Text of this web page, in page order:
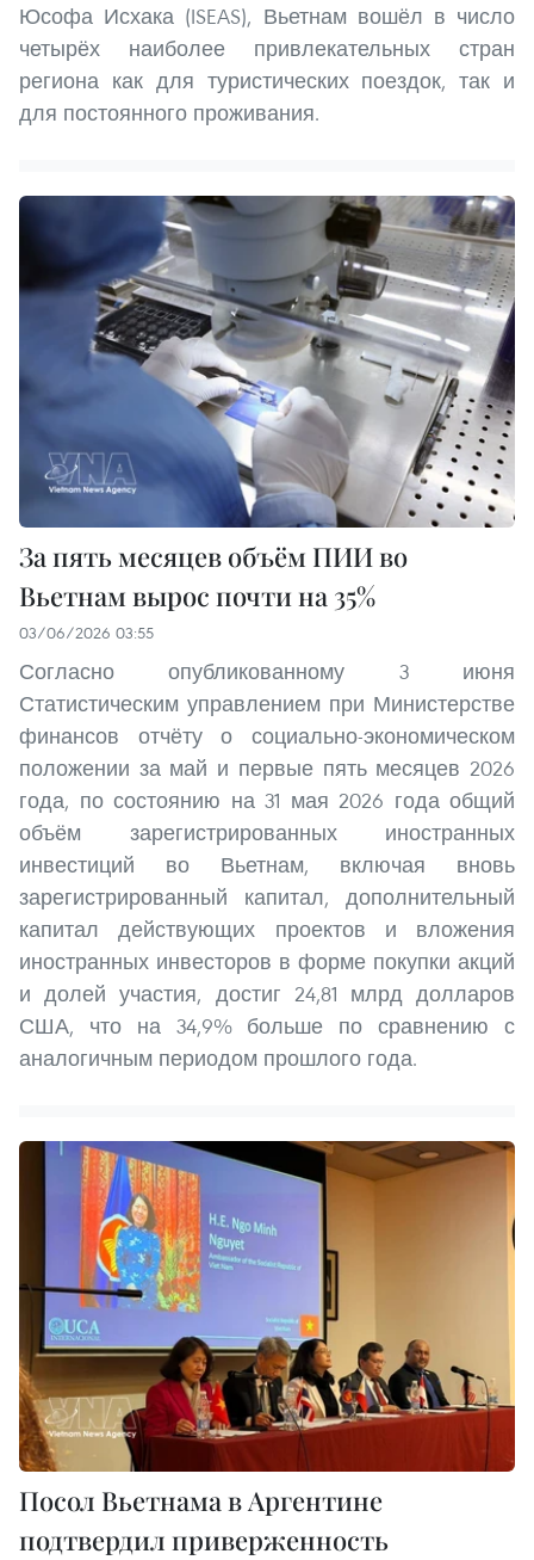
Юсофа Исхака (ISEAS), Вьетнам вошёл в число
четырёх наиболее привлекательных стран
региона как для туристических поездок, так и
для постоянного проживания.
За пять месяцев объём ПИИ во
Вьетнам вырос почти на 35%
03/06/2026 03:55
Согласно опубликованному 3 июня
Статистическим управлением при Министерстве
финансов отчёту о социально-экономическом
положении за май и первые пять месяцев 2026
года, по состоянию на 31 мая 2026 года общий
объём зарегистрированных иностранных
инвестиций во Вьетнам, включая вновь
зарегистрированный капитал, дополнительный
капитал действующих проектов и вложения
иностранных инвесторов в форме покупки акций
и долей участия, достиг 24,81 млрд долларов
США, что на 34,9% больше по сравнению с
аналогичным периодом прошлого года.
Посол Вьетнама в Аргентине
подтвердил приверженность